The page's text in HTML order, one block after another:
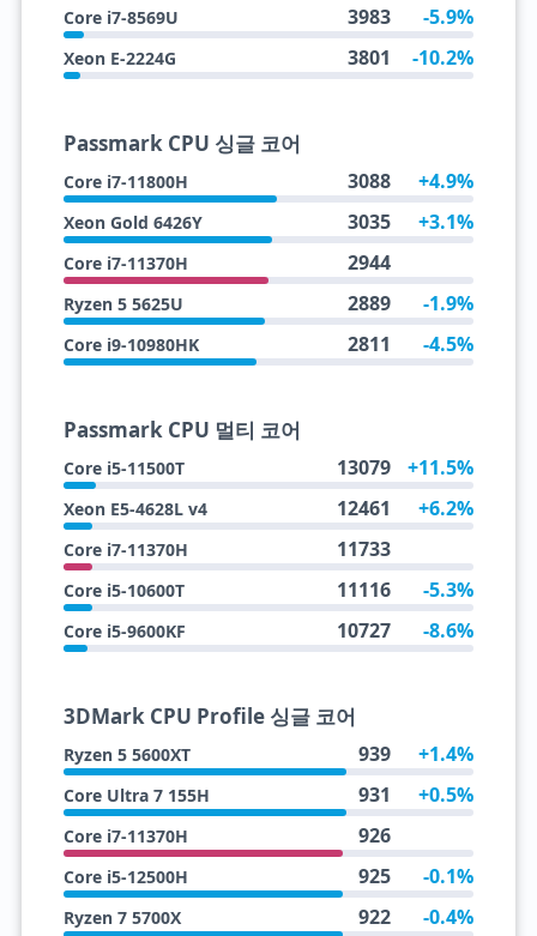
Core i7-8569U 3983 -5.9%
Xeon E-2224G 3801 -10.2%
Passmark CPU 싱글 코어
Core i7-11800H 3088 +4.9%
Xeon Gold 6426Y 3035 +3.1%
Core i7-11370H 2944
Ryzen 5 5625U 2889 -1.9%
Core i9-10980HK 2811 -4.5%
Passmark CPU 멀티 코어
Core i5-11500T 13079 +11.5%
Xeon E5-4628L v4 12461 +6.2%
Core i7-11370H 11733
Core i5-10600T 11116 -5.3%
Core i5-9600KF 10727 -8.6%
3DMark CPU Profile 싱글 코어
Ryzen 5 5600XT 939 +1.4%
Core Ultra 7 155H 931 +0.5%
Core i7-11370H 926
Core i5-12500H 925 -0.1%
Ryzen 7 5700X 922 -0.4%